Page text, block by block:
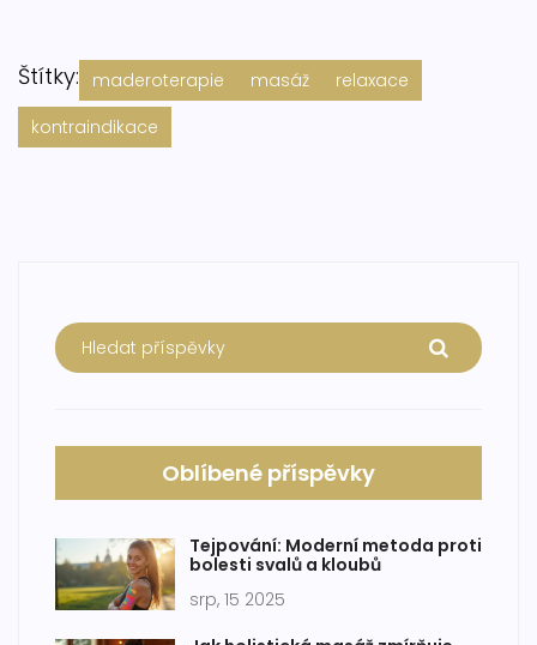
Štítky: maderoterapie masáž
relaxace
kontraindikace
Oblíbené příspěvky
Tejpování: Moderní metoda proti
bolesti svalů a kloubů
srp, 15 2025